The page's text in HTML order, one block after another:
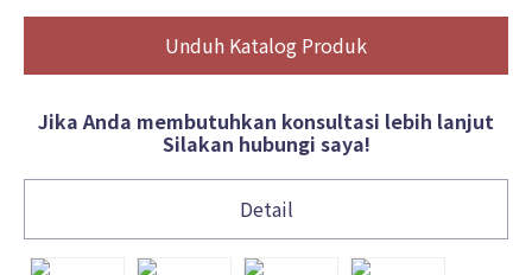
Unduh Katalog Produk
Jika Anda membutuhkan konsultasi lebih lanjut
Silakan hubungi saya!
Detail